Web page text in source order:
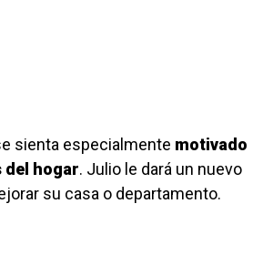
sienta especialmente motivado
del hogar. Julio le dará un nuevo
su casa o departamento.